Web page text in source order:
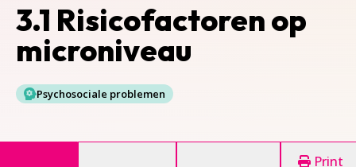
3.1 Risicofactoren op
microniveau
Psychosociale problemen
Print